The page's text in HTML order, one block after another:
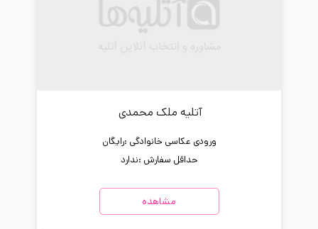
آتلیه ملک محمدی
ورودی عکاسی خانوادگی :رایگان
حداقل سفارش :ندارد
مشاهده